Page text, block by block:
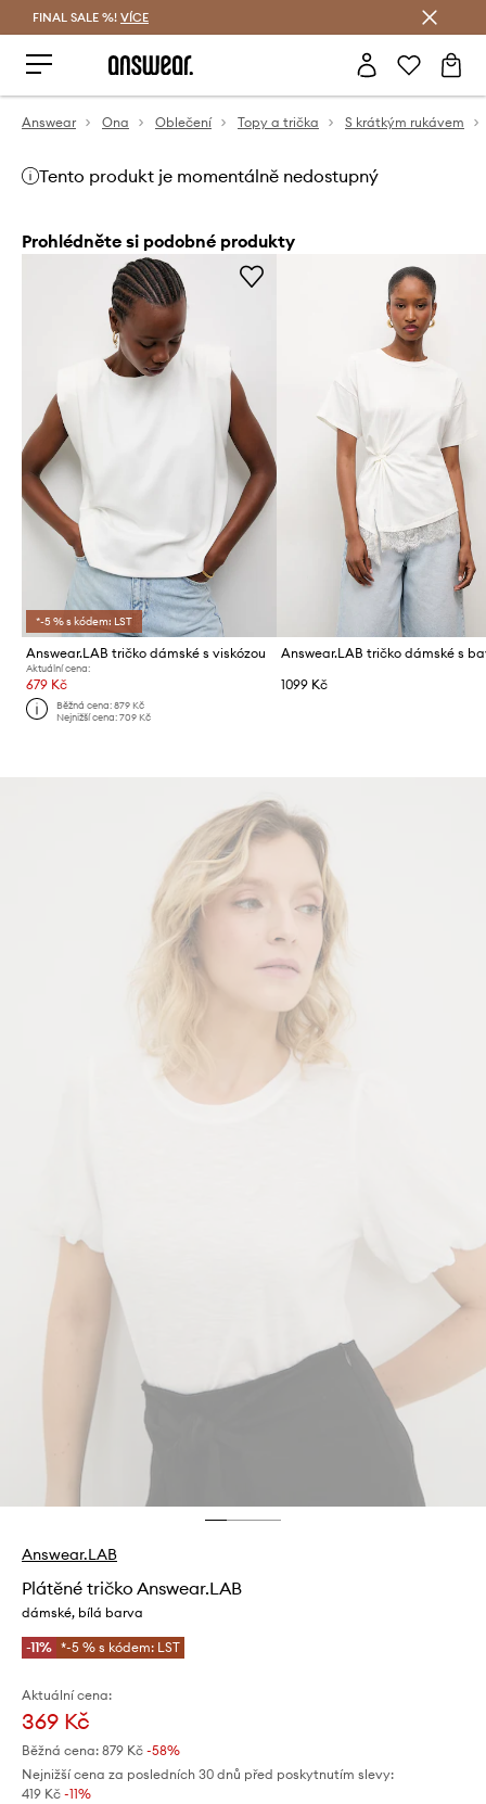
FINAL SALE %! VÍCE
Answear Ona Oblečení Topy a trička S krátkým rukávem
Tento produkt je momentálně nedostupný
Prohlédněte si podobné produkty
*-5 % s kódem: LST
Answear.LAB tričko dámské s viskózou
Aktuální cena:
679 Kč
Běžná cena:879 Kč
Nejnižší cena:709 Kč
Answear.LAB tričko dámské s
1099 Kč
Answear.LAB
Plátěné tričko Answear.LAB
dámské, bílá barva
-11% *-5 % s kódem: LST
Aktuální cena:
369 Kč
Běžná cena: 879 Kč -58%
Nejnižší cena za posledních 30 dnů před poskytnutím slevy:
419 Kč -11%